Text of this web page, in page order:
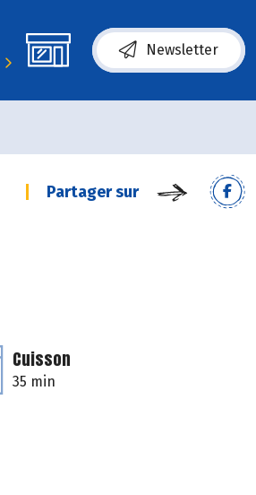
Newsletter
Partager sur
Cuisson
35 min